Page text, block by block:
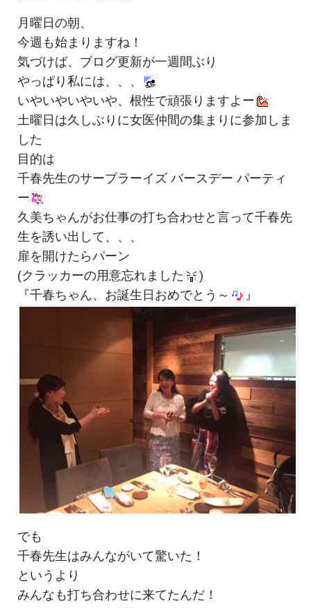
月曜日の朝、
今週も始まりますね！
気づけば、ブログ更新が一週間ぶり
やっぱり私には、、、
いやいやいやいや、根性で頑張りますよー
土曜日は久しぶりに女医仲間の集まりに参加しま
した
目的は
千春先生のサープラーイズ バースデー パーティ
ー
久美ちゃんがお仕事の打ち合わせと言って千春先
生を誘い出して、、、
扉を開けたらパーン
(クラッカーの用意忘れました
)
『千春ちゃん、お誕生日おめでとう～
』
でも
千春先生はみんながいて驚いた！
というより
みんなも打ち合わせに来てたんだ！